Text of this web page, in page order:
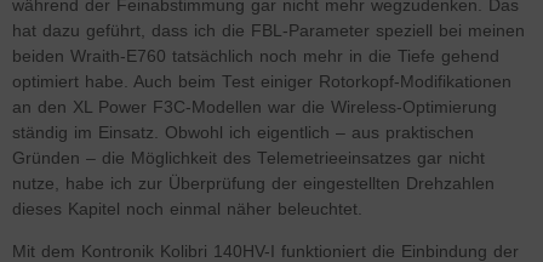
während der Feinabstimmung gar nicht mehr wegzudenken. Das
hat dazu geführt, dass ich die FBL-Parameter speziell bei meinen
beiden Wraith-E760 tatsächlich noch mehr in die Tiefe gehend
optimiert habe. Auch beim Test einiger Rotorkopf-Modifikationen
an den XL Power F3C-Modellen war die Wireless-Optimierung
ständig im Einsatz. Obwohl ich eigentlich – aus praktischen
Gründen – die Möglichkeit des Telemetrieeinsatzes gar nicht
nutze, habe ich zur Überprüfung der eingestellten Drehzahlen
dieses Kapitel noch einmal näher beleuchtet.
Mit dem Kontronik Kolibri 140HV-I funktioniert die Einbindung der